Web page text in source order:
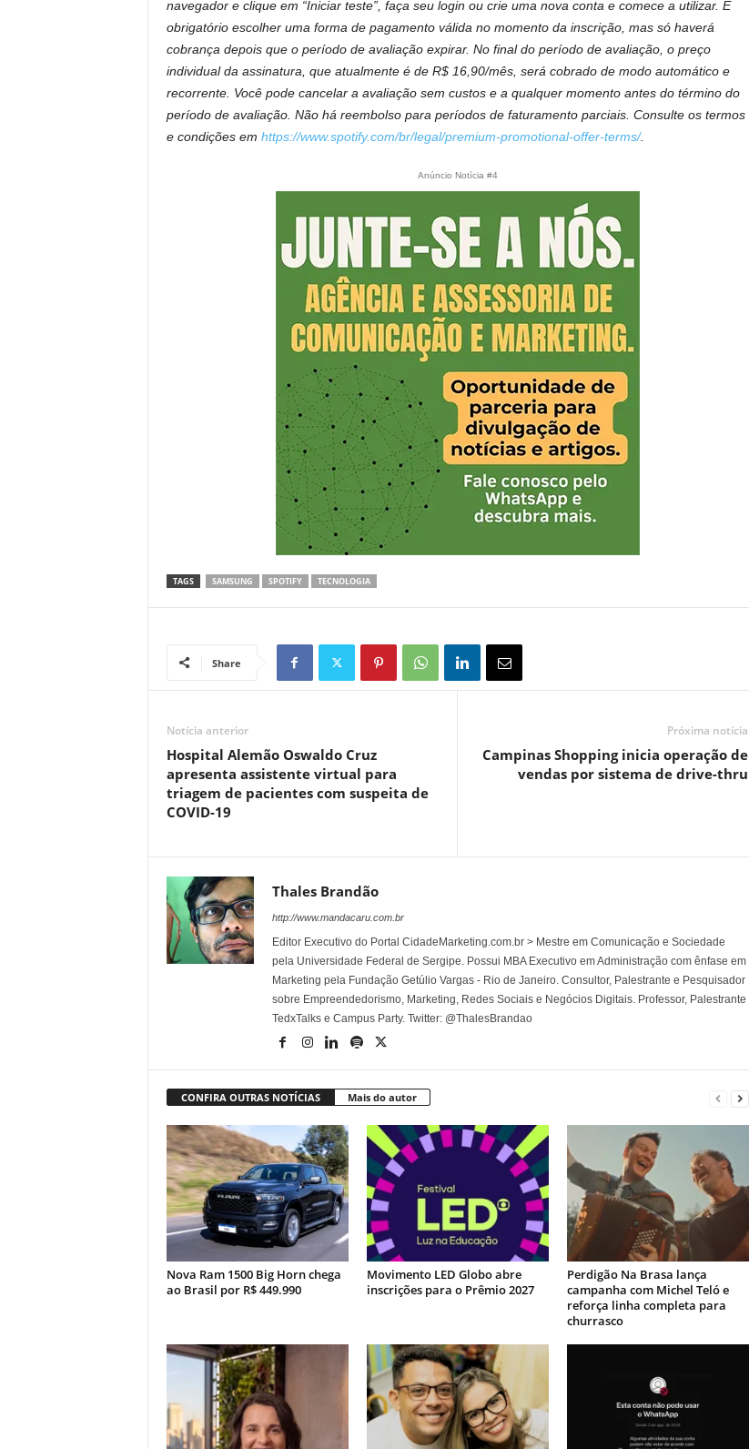
navegador e clique em “Iniciar teste”, faça seu login ou crie uma nova conta e comece a utilizar. É
obrigatório escolher uma forma de pagamento válida no momento da inscrição, mas só haverá
cobrança depois que o período de avaliação expirar. No final do período de avaliação, o preço
individual da assinatura, que atualmente é de R$ 16,90/mês, será cobrado de modo automático e
recorrente. Você pode cancelar a avaliação sem custos e a qualquer momento antes do término do
período de avaliação. Não há reembolso para períodos de faturamento parciais. Consulte os termos
e condições em https://www.spotify.com/br/legal/premium-promotional-offer-terms/.
Anúncio Notícia #4
TAGS SAMSUNG SPOTIFY TECNOLOGIA
Share
Notícia anterior
Hospital Alemão Oswaldo Cruz
apresenta assistente virtual para
triagem de pacientes com suspeita de
COVID-19
Próxima notícia
Campinas Shopping inicia operação de
vendas por sistema de drive-thru
Thales Brandão
http://www.mandacaru.com.br
Editor Executivo do Portal CidadeMarketing.com.br > Mestre em Comunicação e Sociedade
pela Universidade Federal de Sergipe. Possui MBA Executivo em Administração com ênfase em
Marketing pela Fundação Getúlio Vargas - Rio de Janeiro. Consultor, Palestrante e Pesquisador
sobre Empreendedorismo, Marketing, Redes Sociais e Negócios Digitais. Professor, Palestrante
TedxTalks e Campus Party. Twitter: @ThalesBrandao
CONFIRA OUTRAS NOTÍCIAS Mais do autor
Nova Ram 1500 Big Horn chega
ao Brasil por R$ 449.990
Movimento LED Globo abre
inscrições para o Prêmio 2027
Perdigão Na Brasa lança
campanha com Michel Teló e
reforça linha completa para
churrasco